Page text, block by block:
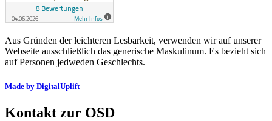
Aus Gründen der leichteren Lesbarkeit, verwenden wir auf unserer
Webseite ausschließlich das generische Maskulinum. Es bezieht sich
auf Personen jedweden Geschlechts.
Made by DigitalUplift
Kontakt zur OSD